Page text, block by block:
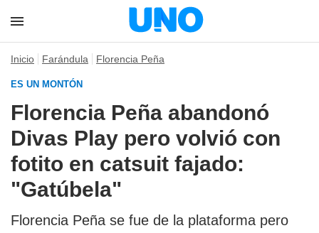
Inicio Farándula Florencia Peña
ES UN MONTÓN
Florencia Peña abandonó
Divas Play pero volvió con
fotito en catsuit fajado:
"Gatúbela"
Florencia Peña se fue de la plataforma pero